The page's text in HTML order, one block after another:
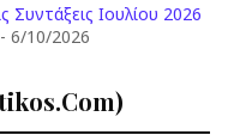
Ιουλίου 2026
- 6/10/2026